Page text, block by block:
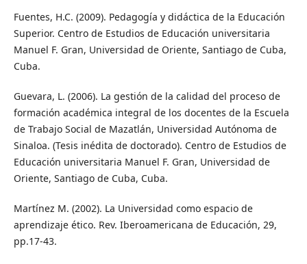
Fuentes, H.C. (2009). Pedagogía y didáctica de la Educación
Superior. Centro de Estudios de Educación universitaria
Manuel F. Gran, Universidad de Oriente, Santiago de Cuba,
Cuba.
Guevara, L. (2006). La gestión de la calidad del proceso de
formación académica integral de los docentes de la Escuela
de Trabajo Social de Mazatlán, Universidad Autónoma de
Sinaloa. (Tesis inédita de doctorado). Centro de Estudios de
Educación universitaria Manuel F. Gran, Universidad de
Oriente, Santiago de Cuba, Cuba.
Martínez M. (2002). La Universidad como espacio de
aprendizaje ético. Rev. Iberoamericana de Educación, 29,
pp.17-43.